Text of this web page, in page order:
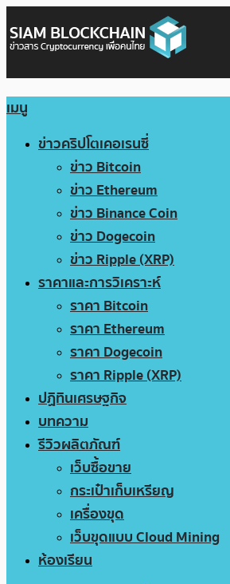
เมนู
ข่าวคริปโตเคอเรนซี่
ข่าว Bitcoin
ข่าว Ethereum
ข่าว Binance Coin
ข่าว Dogecoin
ข่าว Ripple (XRP)
ราคาและการวิเคราะห์
ราคา Bitcoin
ราคา Ethereum
ราคา Dogecoin
ราคา Ripple (XRP)
ปฏิทินเศรษฐกิจ
บทความ
รีวิวผลิตภัณฑ์
เว็บซื้อขาย
กระเป๋าเก็บเหรียญ
เครื่องขุด
เว็บขุดแบบ Cloud Mining
ห้องเรียน